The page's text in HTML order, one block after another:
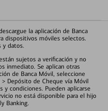
la aplicación de Banca
dispositivos móviles selectos.
y datos.
sujetos a verificación y no
inmediato. Se aplican otras
de Banca Móvil, seleccione
Depósito de Cheque vía Móvil
condiciones. Pueden aplicarse
no está disponible para el hijo
Banking.